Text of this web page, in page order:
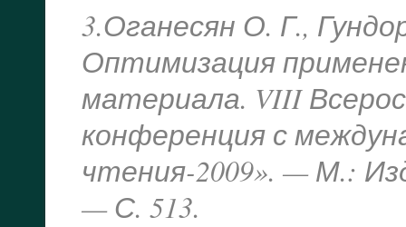
3.Оганесян О. Г.,
Оптимизация
материала. VIII
конференция с
чтения-2009». — М.:
— С. 513.